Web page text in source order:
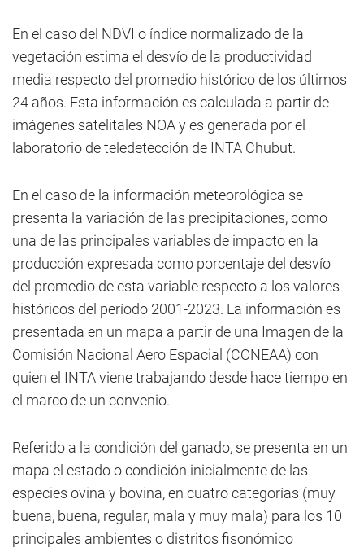
En el caso del NDVI o índice normalizado de la
vegetación estima el desvío de la productividad
media respecto del promedio histórico de los últimos
24 años. Esta información es calculada a partir de
imágenes satelitales NOA y es generada por el
laboratorio de teledetección de INTA Chubut.
En el caso de la información meteorológica se
presenta la variación de las precipitaciones, como
una de las principales variables de impacto en la
producción expresada como porcentaje del desvío
del promedio de esta variable respecto a los valores
históricos del período 2001-2023. La información es
presentada en un mapa a partir de una Imagen de la
Comisión Nacional Aero Espacial (CONEAA) con
quien el INTA viene trabajando desde hace tiempo en
el marco de un convenio.
Referido a la condición del ganado, se presenta en un
mapa el estado o condición inicialmente de las
especies ovina y bovina, en cuatro categorías (muy
buena, buena, regular, mala y muy mala) para los 10
principales ambientes o distritos fisonómico